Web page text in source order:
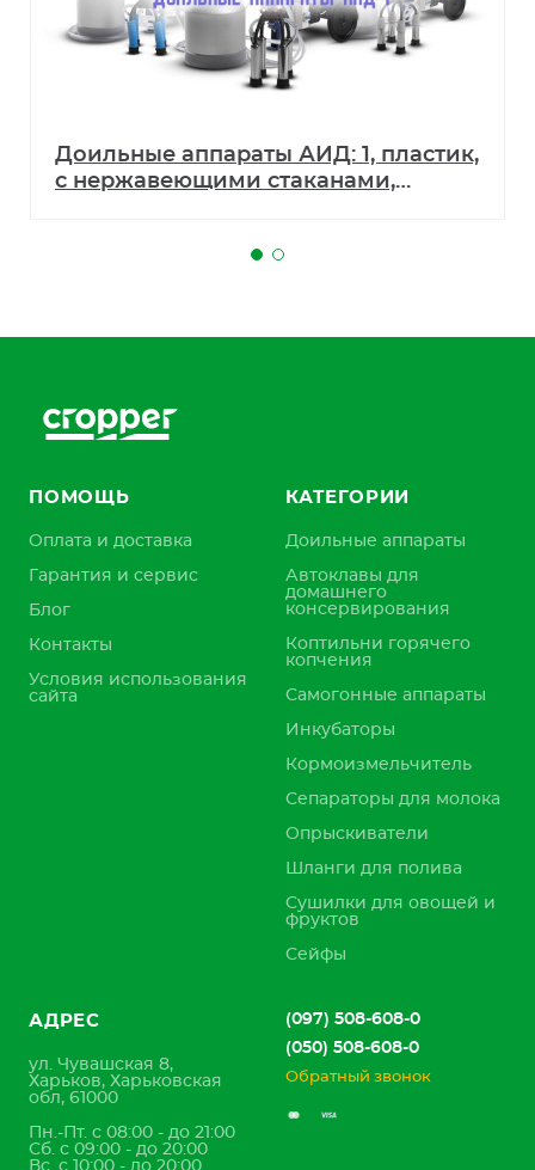
Доильные аппараты АИД: 1, пластик,
с нержавеющими стаканами,
ПОМОЩЬ
Оплата и доставка
Гарантия и сервис
Блог
Контакты
Условия использования
сайта
КАТЕГОРИИ
Доильные аппараты
Автоклавы для
домашнего
консервирования
Коптильни горячего
копчения
Самогонные аппараты
Инкубаторы
Кормоизмельчитель
Сепараторы для молока
Опрыскиватели
Шланги для полива
Сушилки для овощей и
фруктов
Сейфы
АДРЕС
ул. Чувашская 8,
Харьков, Харьковская
обл, 61000
Пн.-Пт. с 08:00 - до 21:00
Сб. с 09:00 - до 20:00
(097) 508-608-0
(050) 508-608-0
Обратный звонок